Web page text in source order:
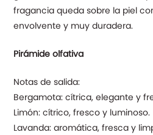
fragancia queda sobre la piel
envolvente y muy duradera.
Pirámide olfativa
Notas de salida:
Bergamota: cítrica, elegante y
Limón: cítrico, fresco y luminoso.
Lavanda: aromática, fresca y